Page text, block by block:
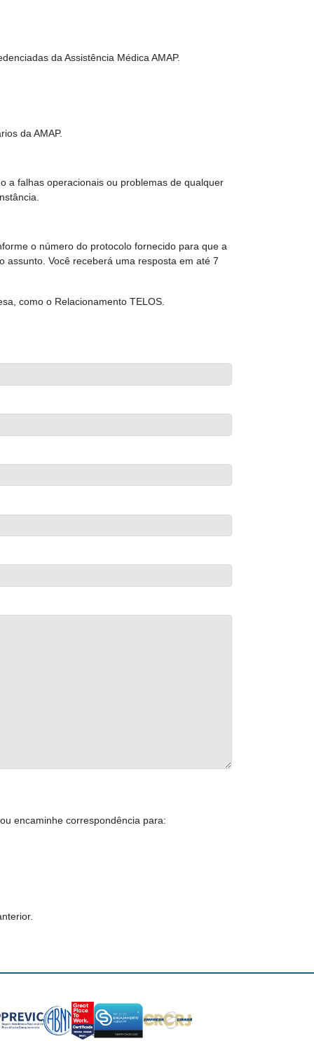
da Assistência Médica AMAP.
da AMAP.
a falhas operacionais ou problemas de qualquer
o número do protocolo fornecido para que a
assunto. Você receberá uma resposta em até 7
como o Relacionamento TELOS.
encaminhe correspondência para: